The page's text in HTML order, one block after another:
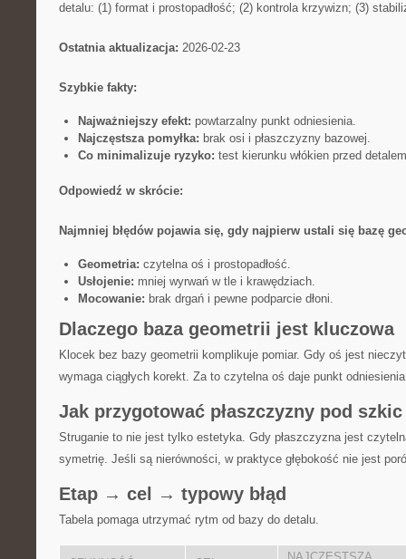
detalu: (1) format i prostopadłość; (2) kontrola krzywizn; (3)
Ostatnia aktualizacja: 2026-02-23
Szybkie fakty:
Najważniejszy efekt: powtarzalny punkt odniesienia.
Najczęstsza pomyłka: brak osi i płaszczyzny bazowej.
Co minimalizuje ryzyko: test kierunku włókien przed
Odpowiedź w skrócie:
Najmniej błędów pojawia się, gdy najpierw ustali się bazę
Geometria: czytelna oś i prostopadłość.
Usłojenie: mniej wyrwań w tle i krawędziach.
Mocowanie: brak drgań i pewne podparcie dłoni.
Dlaczego baza geometrii jest kluczowa
Klocek bez bazy geometrii komplikuje pomiar. Gdy oś jest
wymaga ciągłych korekt. Za to czytelna oś daje punkt
Jak przygotować płaszczyzny pod
Struganie to nie jest tylko estetyka. Gdy płaszczyzna jest
symetrię. Jeśli są nierówności, w praktyce głębokość nie jest
Etap → cel → typowy błąd
Tabela pomaga utrzymać rytm od bazy do detalu.